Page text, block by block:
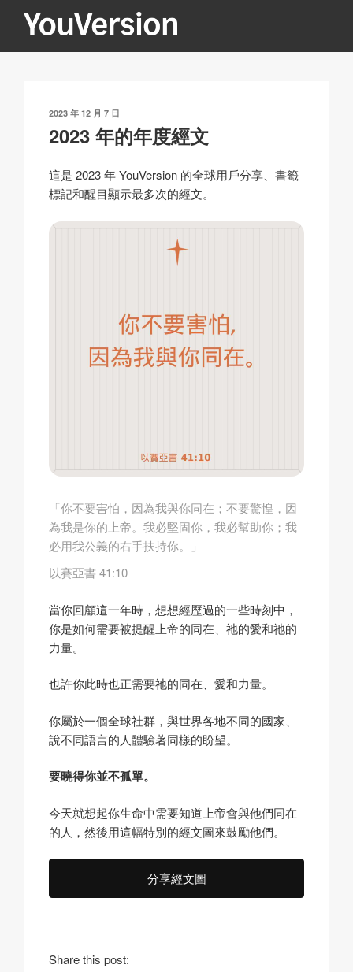
YOUVERSION
Seeking God every day.
發
於
2023 年 12 月 7 日
2023 年的年度經文
這是 2023 年 YouVersion 的全球用戶分享、書籤
標記和醒目顯示最多次的經文。
「你不要害怕，因為我與你同在；不要驚惶，因
為我是你的上帝。我必堅固你，我必幫助你；我
必用我公義的右手扶持你。」
以賽亞書 41:10
當你回顧這一年時，想想經歷過的一些時刻中，
你是如何需要被提醒上帝的同在、祂的愛和祂的
力量。
也許你此時也正需要祂的同在、愛和力量。
你屬於一個全球社群，與世界各地不同的國家、
說不同語言的人體驗著同樣的盼望。
要曉得你並不孤單。
今天就想起你生命中需要知道上帝會與他們同在
的人，然後用這幅特別的經文圖來鼓勵他們。
分享經文圖
Share this post: